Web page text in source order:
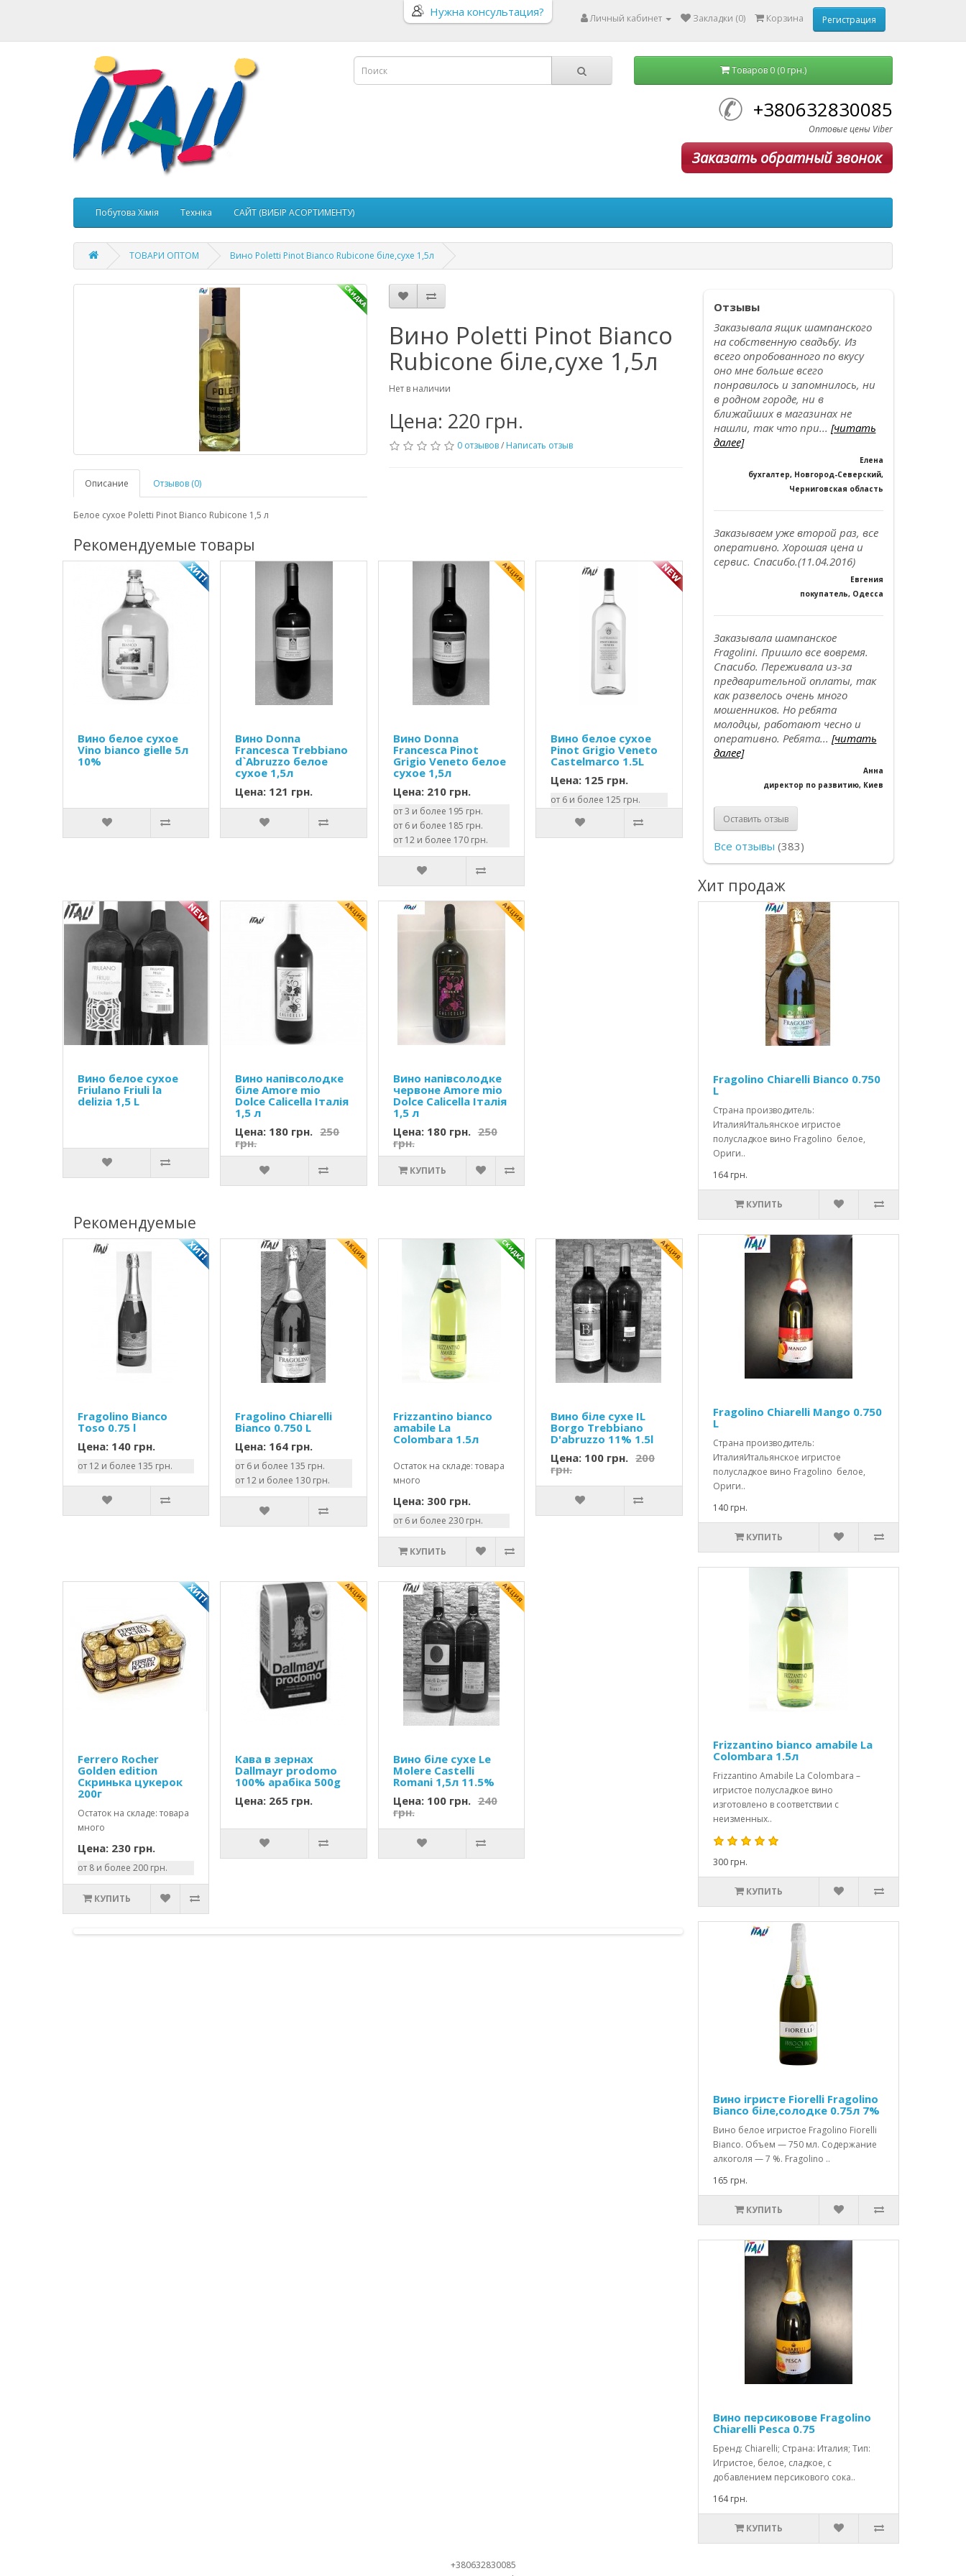
Личный кабинет Закладки (0) Корзина Регистрация
Нужна консультация?
Товаров 0 (0 грн.)
+380632830085
Оптовые цены Viber
Заказать обратный звонок
Побутова Хімія Техніка САЙТ (ВИБІР АСОРТИМЕНТУ)
ТОВАРИ ОПТОМ Вино Poletti Pinot Bianco Rubicone біле,сухе 1,5л
Описание Отзывов (0)
Белое сухое Poletti Pinot Bianco Rubicone 1,5 л
Вино Poletti Pinot Bianco
Rubicone біле,сухе 1,5л
Нет в наличии
Цена: 220 грн.
0 отзывов/ Написать отзыв
Рекомендуемые товары
Вино белое сухое
Vino bianco gielle 5л
10%
Вино Donna
Francesca Trebbiano
d`Abruzzo белое
сухое 1,5л
Цена: 121 грн.
Вино Donna
Francesca Pinot
Grigio Veneto белое
сухое 1,5л
Цена: 210 грн.
от 3 и более 195 грн.
от 6 и более 185 грн.
от 12 и более 170 грн.
Вино белое сухое
Pinot Grigio Veneto
Castelmarco 1.5L
Цена: 125 грн.
от 6 и более 125 грн.
Вино белое сухое
Friulano Friuli la
delizia 1,5 L
Вино напівсолодке
біле Amore mio
Dolce Calicella Італія
1,5 л
Цена: 180 грн. 250
грн.
Вино напівсолодке
червоне Amore mio
Dolce Calicella Італія
1,5 л
Цена: 180 грн. 250
грн.
КУПИТЬ
Рекомендуемые
Fragolino Bianco
Toso 0.75 l
Цена: 140 грн.
от 12 и более 135 грн.
Fragolino Chiarelli
Bianco 0.750 L
Цена: 164 грн.
от 6 и более 135 грн.
от 12 и более 130 грн.
Frizzantino bianco
amabile La
Colombara 1.5л
Остаток на складе: товара
много
Цена: 300 грн.
от 6 и более 230 грн.
КУПИТЬ
Вино біле сухе IL
Borgo Trebbiano
D'abruzzo 11% 1.5l
Цена: 100 грн. 200
грн.
Ferrero Rocher
Golden edition
Скринька цукерок
200г
Остаток на складе: товара
много
Цена: 230 грн.
от 8 и более 200 грн.
КУПИТЬ
Кава в зернах
Dallmayr prodomo
100% арабіка 500g
Цена: 265 грн.
Вино біле сухе Le
Molere Castelli
Romani 1,5л 11.5%
Цена: 100 грн. 240
грн.
Отзывы
Заказывала ящик шампанского
на собственную свадьбу. Из
всего опробованного по вкусу
оно мне больше всего
понравилось и запомнилось, ни
в родном городе, ни в
ближайших в магазинах не
нашли, так что при... [читать
далее]
Елена
бухгалтер, Новгород-Северский,
Черниговская область
Заказываем уже второй раз, все
оперативно. Хорошая цена и
сервис. Спасибо.(11.04.2016)
Евгения
покупатель, Одесса
Заказывала шампанское
Fragolini. Пришло все вовремя.
Спасибо. Переживала из-за
предварительной оплаты, так
как развелось очень много
мошенников. Но ребята
молодцы, работают чесно и
оперативно. Ребята... [читать
далее]
Анна
директор по развитию, Киев
Оставить отзыв
Все отзывы (383)
Хит продаж
Fragolino Chiarelli Bianco 0.750
L
Страна производитель:
ИталияИтальянское игристое
полусладкое вино Fragolino белое,
Ориги..
164 грн.
КУПИТЬ
Fragolino Chiarelli Mango 0.750
L
Страна производитель:
ИталияИтальянское игристое
полусладкое вино Fragolino белое,
Ориги..
140 грн.
КУПИТЬ
Frizzantino bianco amabile La
Colombara 1.5л
Frizzantino Amabile La Colombara –
игристое полусладкое вино
изготовлено в соответствии с
неизменных..
300 грн.
КУПИТЬ
Вино ігристе Fiorelli Fragolino
Bianco біле,солодке 0.75л 7%
Вино белое игристое Fragolino Fiorelli
Bianco. Объем — 750 мл. Содержание
алкоголя — 7 %. Fragolino ..
165 грн.
КУПИТЬ
Вино персиковове Fragolino
Chiarelli Pesca 0.75
Бренд: Chiarelli; Страна: Италия; Тип:
Игристое, белое, сладкое, с
добавлением персикового сока..
164 грн.
КУПИТЬ
+380632830085